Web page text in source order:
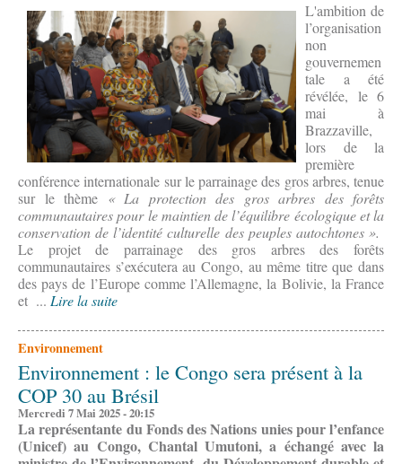
L'ambition de
l’organisation
non
gouvernemen
tale a été
révélée, le 6
mai à
Brazzaville,
lors de la
première
conférence internationale sur le parrainage des gros arbres, tenue
sur le thème « La protection des gros arbres des forêts
communautaires pour le maintien de l’équilibre écologique et la
conservation de l’identité culturelle des peuples autochtones ».
Le projet de parrainage des gros arbres des forêts
communautaires s’exécutera au Congo, au même titre que dans
des pays de l’Europe comme l’Allemagne, la Bolivie, la France
et ... Lire la suite
Environnement
Environnement : le Congo sera présent à la
COP 30 au Brésil
Mercredi 7 Mai 2025 - 20:15
La représentante du Fonds des Nations unies pour l’enfance
(Unicef) au Congo, Chantal Umutoni, a échangé avec la